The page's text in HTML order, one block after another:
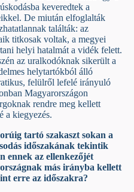
keveredtek a
De miután elfoglalták
találták: az
titkosak voltak, a megyei
helyi hatalmát a vidék felett.
az uralkodóknak sikerült a
helytartókból álló
felülről lefelé irányuló
Magyarországon
rendre meg kellett
a kiegyezés.
tartó szakaszt sokan a
időszakának tekintik
ennek az ellenkezőjét
más irányba kellett
erre az időszakra?